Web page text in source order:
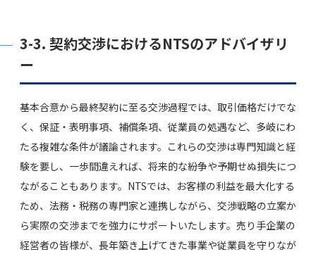
3-3. 契約交渉におけるNTSのアドバイザリ
ー
基本合意から最終契約に至る交渉過程では、取引価格だけでな
く、保証・表明事項、補償条項、従業員の処遇など、多岐にわ
たる複雑な条件が議論されます。これらの交渉は専門知識と経
験を要し、一歩間違えれば、将来的な紛争や予期せぬ損失につ
ながることもあります。NTSでは、お客様の利益を最大化する
ため、法務・税務の専門家と連携しながら、交渉戦略の立案か
ら実際の交渉までを強力にサポートいたします。売り手企業の
経営者の皆様が、長年築き上げてきた事業や従業員を守りなが